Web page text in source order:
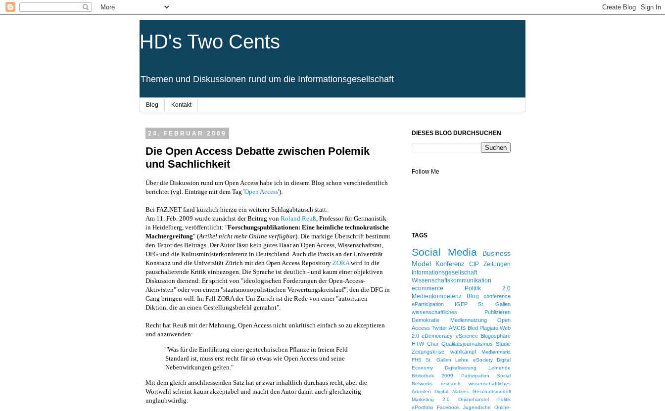
HD's Two Cents
Themen und Diskussionen rund um die Informationsgesellschaft
Blog Kontakt
24. FEBRUAR 2009
Die Open Access Debatte zwischen Polemik
und Sachlichkeit
Über die Diskussion rund um Open Access habe ich in diesem Blog schon verschiedentlich
berichtet (vgl. Einträge mit dem Tag 'Open Access').
Bei FAZ.NET fand kürzlich hierzu ein weiterer Schlagabtausch statt.
Am 11. Feb. 2009 wurde zunächst der Beitrag von Roland Reuß, Professor für Germanistik
in Heidelberg, veröffentlicht: "Forschungspublikationen: Eine heimliche technokratische
Machtergreifung" (Artikel nicht mehr Online verfügbar). Die markige Überschrift bestimmt
den Tenor des Beitrags. Der Autor lässt kein gutes Haar an Open Access, Wissenschaftsrat,
DFG und die Kultusministerkonferenz in Deutschland. Auch die Praxis an der Universität
Konstanz und die Universität Zürich mit den Open Access Repository ZORAwird in die
pauschalierende Kritik einbezogen. Die Sprache ist deutlich - und kaum einer objektiven
Diskussion dienend: Er spricht von "ideologischen Forderungen der Open-Access-
Aktivisten" oder von einem "staatsmonopolistischen Verwertungskreislauf", den die DFG in
Gang bringen will. Im Fall ZORA der Uni Zürich ist die Rede von einer "autoritären
Diktion, die an einen Gestellungsbefehl gemahnt".
Recht hat Reuß mit der Mahnung, Open Access nicht unkritisch einfach so zu akzeptieren
und anzuwenden:
"Was für die Einführung einer gentechnischen Pflanze in freiem Feld
Standard ist, muss erst recht für so etwas wie Open Access und seine
Nebenwirkungen gelten."
Mit dem gleich anschliessenden Satz hat er zwar inhaltlich durchaus recht, aber die
Wortwahl scheint kaum akzeptabel und macht den Autor damit auch gleichzeitig
unglaubwürdig:
DIESES BLOG DURCHSUCHEN
Follow Me
TAGS
Social Media
Business
Model
Konferenz CfP
Zeitungen
Informationsgesellschaft
Wissenschaftskommunikation
ecommerce
Politik 2.0
Medienkompetenz Blog
conference
eParticipation
IGEP
St. Gallen
wissenschaftliches Publizieren
Demokratie
Mediennutzung
Open
Access Twitter AMCIS Bled Plagiate Web
2.0 eDemocracy eScience
Blogosphäre
HTW Chur Qualitätsjournalismus Studie
Zeitungskrise
wahlkampf
Medienmarkt
FHS St. Gallen
Lehre eSociety
Digital
Economy
Digitalisierung
Lernende
Bibliothek 2009
Partizipation
Social
Networks
research
wissenschaftliches
Arbeiten
Digital Natives
Geschäftsmodell
Marketing 2.0
Onlinehandel
Politik
ePortfolio
Facebook Jugendliche
Online-